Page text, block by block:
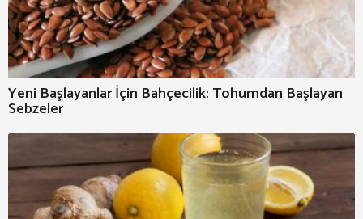
Yeni Başlayanlar İçin Bahçecilik: Tohumdan Başlayan
Sebzeler